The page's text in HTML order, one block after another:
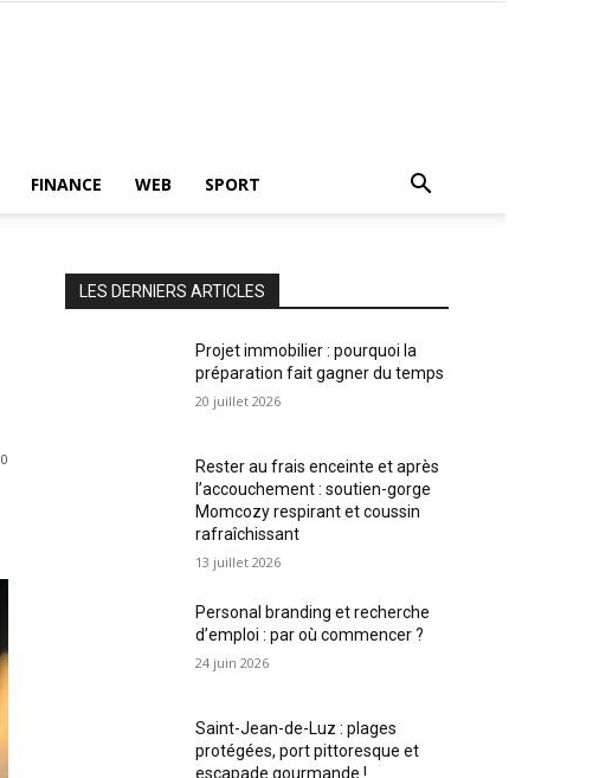
FINANCE WEB SPORT
0
LES DERNIERS ARTICLES
Projet immobilier : pourquoi la
préparation fait gagner du temps
20 juillet 2026
Rester au frais enceinte et après
l’accouchement : soutien-gorge
Momcozy respirant et coussin
rafraîchissant
13 juillet 2026
Personal branding et recherche
d’emploi : par où commencer ?
24 juin 2026
Saint-Jean-de-Luz : plages
protégées, port pittoresque et
escapade gourmande !